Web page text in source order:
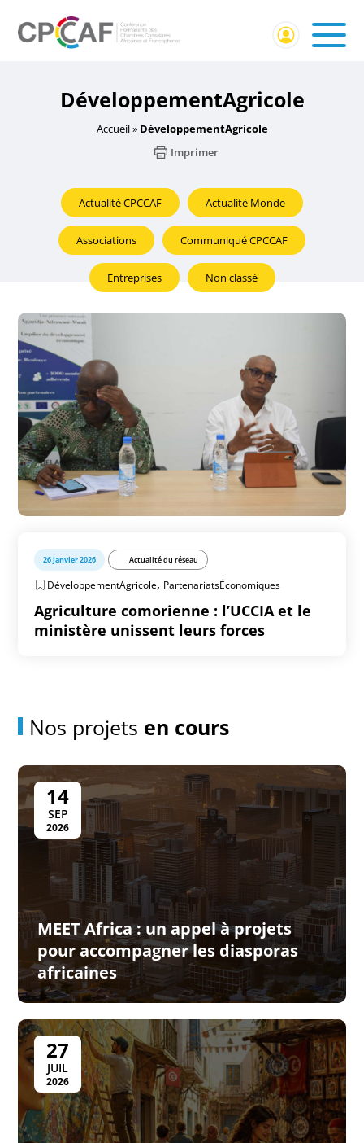
DéveloppementAgricole
Accueil» DéveloppementAgricole
Imprimer
Actualité CPCCAF Actualité Monde
Associations Communiqué CPCCAF
Entreprises Non classé
26 janvier 2026 Actualité du réseau
DéveloppementAgricole, PartenariatsÉconomiques
Agriculture comorienne : l’UCCIA et le
ministère unissent leurs forces
Nos projets en cours
14
SEP
2026
MEET Africa : un appel à projets
pour accompagner les diasporas
africaines
27
JUIL
2026